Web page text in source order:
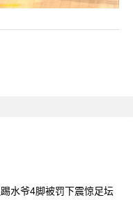
水爷4脚被罚下震惊足坛